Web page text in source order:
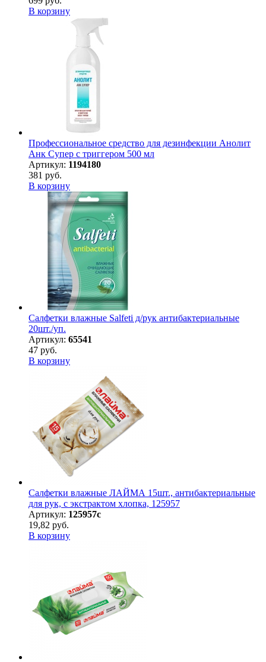
В корзину
Профессиональное средство для дезинфекции Анолит
Анк Супер с триггером 500 мл
Артикул: 1194180
381 руб.
В корзину
Салфетки влажные Salfeti д/рук антибактериальные
20шт./уп.
Артикул: 65541
47 руб.
В корзину
Салфетки влажные ЛАЙМА 15шт., антибактериальные
для рук, с экстрактом хлопка, 125957
Артикул: 125957с
19,82 руб.
В корзину